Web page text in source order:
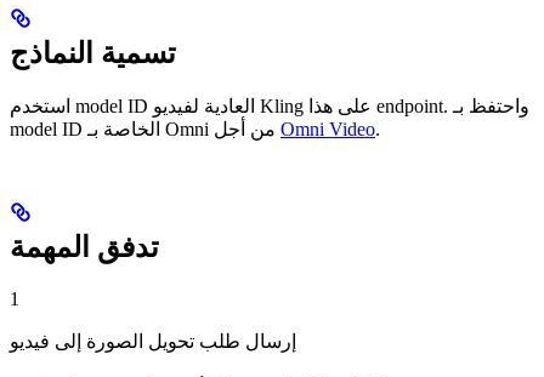
تسمية النماذج
استخدم model ID العادية لفيديو Kling على هذا endpoint. واحتفظ بـ
Omni Video.
تدفق المهمة
1
إرسال طلب تحويل الصورة إلى فيديو